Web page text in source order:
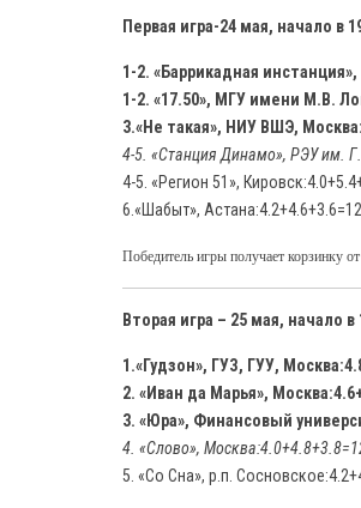
Первая игра-24 мая, начало в
1-2. «Баррикадная
1-2. «17.50», МГУ имени М.В.
3.«Не такая», НИУ ВШЭ,
4-5. «Станция Динамо», РЭУ им.
4-5. «Регион 51»,
6.«Шабыт»,
Победитель игры получает корзинку
Вторая игра – 25 мая, начало в
1.«Гудзон», ГУЗ, ГУУ,
2. «Иван да Марья»,
3. «Юра», Финансовый
4. «Слово»,
5. «Со Сна», р.п.